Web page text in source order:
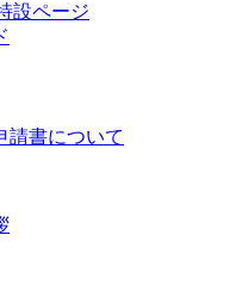
設ページ
請書について